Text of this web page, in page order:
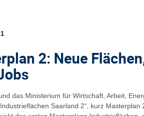
2: Neue
das Ministerium für Wirtschaft, Arbeit,
Saarland 2“, kurz